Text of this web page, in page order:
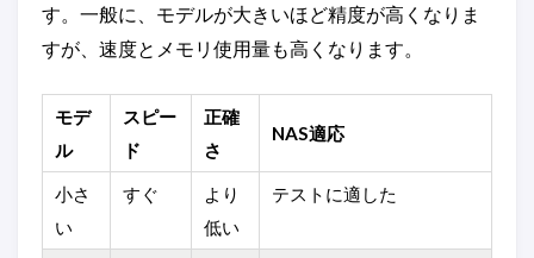
す。一般に、モデルが大きいほど精度が高くなりま
すが、速度とメモリ使用量も高くなります。
モデ
ル
スピー
ド
正確
さ
NAS適応
小さ
い
すぐ
より
低い
テストに適した